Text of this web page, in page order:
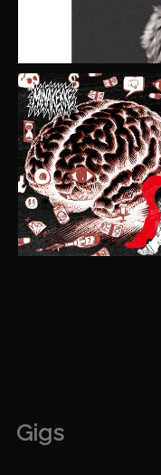
Gigs